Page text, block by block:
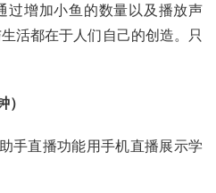
过增加小鱼的数量以及播放声
活都在于人们自己的创造。只
手直播功能用手机直播展示学